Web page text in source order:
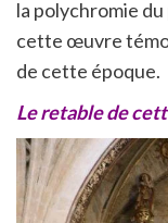
la polychromie
cette œuvre
de cette époque.
Le retable de